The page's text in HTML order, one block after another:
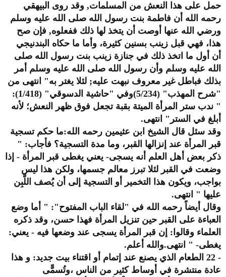
حمل على هذا النعش من المسلمات, وقد روى البيهقي
رحمه الله أن فاطمة بنت رسول الله صلى الله عليه وسلم
ورضي الله عنها أوصت أن يتخذ لها ذلك ففعلوه, فإن صح
هذا، فهي قبل زينب بسنين كثيرة، وأما ما حكاه البندنيجي
أن أول ما اتخذ ذلك في جنازة زينب بنت رسول الله صلى
الله عليه وسلم وأن رسول الله صلى الله عليه وسلم أمر
بذلك فباطل غير معروف نبهت عليه; لئلا يغتر به" انتهى من
"شرح المهذب" (5/234)وفي "حاشية الدسوقي" (1/418):
" ندب ستر المرأة الميتة بقبة تجعل فوق ظهر النعش؛ لأنه
أبلغ في الستر" انتهى.
وقد سئل قال الشيخ ابن عثيمين رحمه الله:ما حكم تسجية
قبر المرأة عند إنزالها القبر، وما مدة التسجية؟ فأجاب: "
ذكر بعض أهل العلم أنه يسجى- يعني يغطى قبر المرأة - إذا
وضعت في القبر لئلا تبرز معالم جسمها، ولكن هذا ليس
بواجب، ويكون هذا التخمير أو التسجية إلى أن يُصف اللَّبِن
عليها " انتهى.
وقال أيضاً رحمه الله في "لقاء الباب المفتوح": " أما وضع
العباءة على القبر حين تنزيل المرأة فهذا حسن، وقد ذكره
العلماء وقالوا: إن قبر المرأة يسجى عند وضعها فيه - يعني:
يغطى- " انتهى.والله أعلم.
- 22 الطعام الذي يصنع عند إتمام أو اقتناء بيت جديد: و هذا
عادة منتشرة في أوساط كثير من الناس ،وتُسمًّى